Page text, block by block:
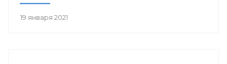
19 января 2021